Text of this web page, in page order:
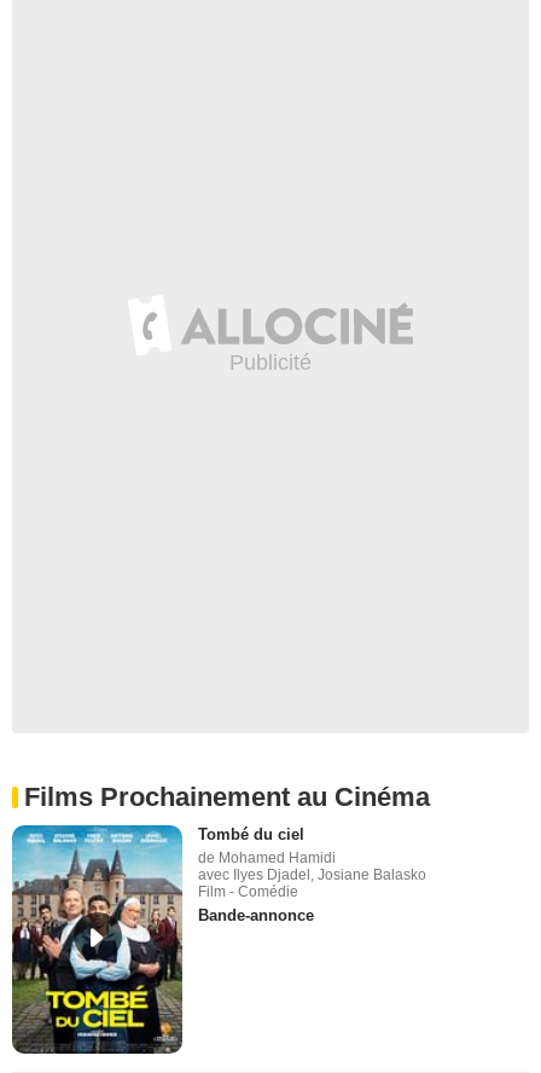
Films Prochainement au Cinéma
Tombé du ciel
de Mohamed Hamidi
avec Ilyes Djadel, Josiane Balasko
Film - Comédie
Bande-annonce